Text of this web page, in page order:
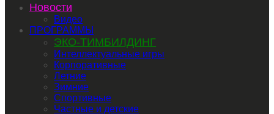
Новости
Видео
ПРОГРАММЫ
ЭКО-ТИМБИЛДИНГ
Интеллектуальные игры
Корпоративные
Летние
Зимние
Спортивные
Частные и детские